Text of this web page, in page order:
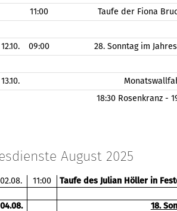
11:00
Taufe der Fiona
12.10. 09:00 28. Sonntag im
13.10.
18:30 Rosenkranz -
August 2025
02.08. 11:00 Taufe des Julian Höller in
04.08.
18.